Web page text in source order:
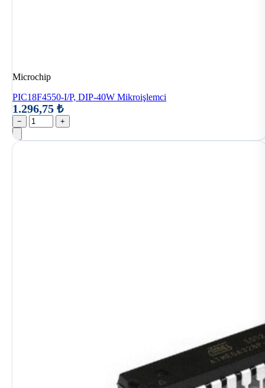
Microchip
PIC18F4550-I/P, DIP-40W Mikroişlemci
1.296,75 ₺
− +